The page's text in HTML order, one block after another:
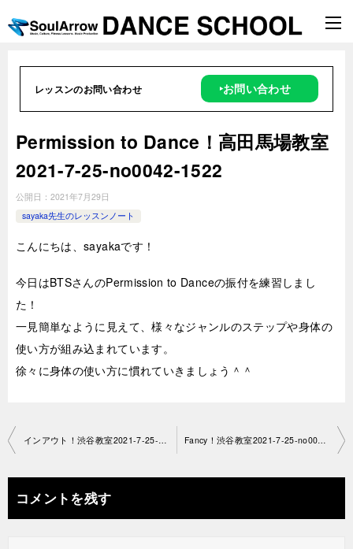
レッスンのお問い合わせ ‣お問い合わせ
Permission to Dance！高田馬場教室
2021-7-25-no0042-1522
公開日： 2021年7月29日
sayaka先生のレッスンノート
こんにちは、sayakaです！
今日はBTSさんのPermission to Danceの振付を練習しまし
た！
一見簡単なように見えて、様々なジャンルのステップや身体の
使い方が組み込まれています。
徐々に身体の使い方に慣れていきましょう＾＾
投
ナ
ビ
インアウト！渋谷教室2021-7-25-no0042-1388 Fancy！渋谷教室2021-7-25-no0042-1577
コメントを残す